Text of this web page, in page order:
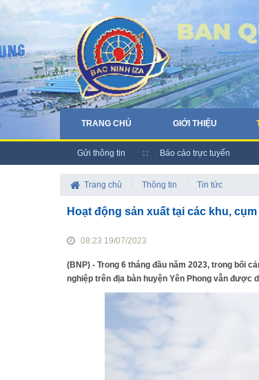
TRANG CHỦ GIỚI THIỆU
Gửi thông tin Báo cáo trực tuyến
Trang chủ Thông tin Tin tức
Hoạt động sản xuất tại các khu,
08:23 19/07/2023
(BNP) - Trong 6 tháng đầu năm 2023, trong bối
nghiệp trên địa bàn huyện Yên Phong vẫn được